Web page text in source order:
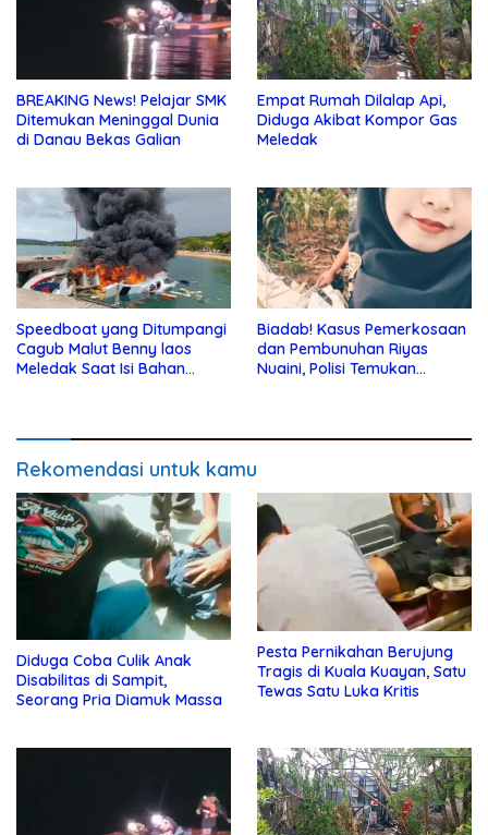
BREAKING News! Pelajar SMK
Ditemukan Meninggal Dunia
di Danau Bekas Galian
Empat Rumah Dilalap Api,
Diduga Akibat Kompor Gas
Meledak
Speedboat yang Ditumpangi
Cagub Malut Benny laos
Meledak Saat Isi Bahan
Biadab! Kasus Pemerkosaan
dan Pembunuhan Riyas
Nuaini, Polisi Temukan
Rekomendasi untuk kamu
Diduga Coba Culik Anak
Disabilitas di Sampit,
Seorang Pria Diamuk Massa
Pesta Pernikahan Berujung
Tragis di Kuala Kuayan, Satu
Tewas Satu Luka Kritis